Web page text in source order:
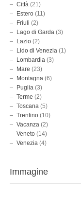
Città (21)
Estero (11)
Friuli (2)
Lago di Garda (3)
Lazio (2)
Lido di Venezia (1)
Lombardia (3)
Mare (23)
Montagna (6)
Puglia (3)
Terme (2)
Toscana (5)
Trentino (10)
Vacanza (2)
Veneto (14)
Venezia (4)
Immagine